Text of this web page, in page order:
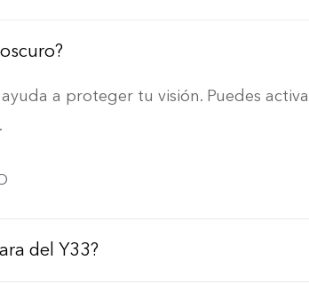
a proteger tu visión. Puedes
.
del Y33?